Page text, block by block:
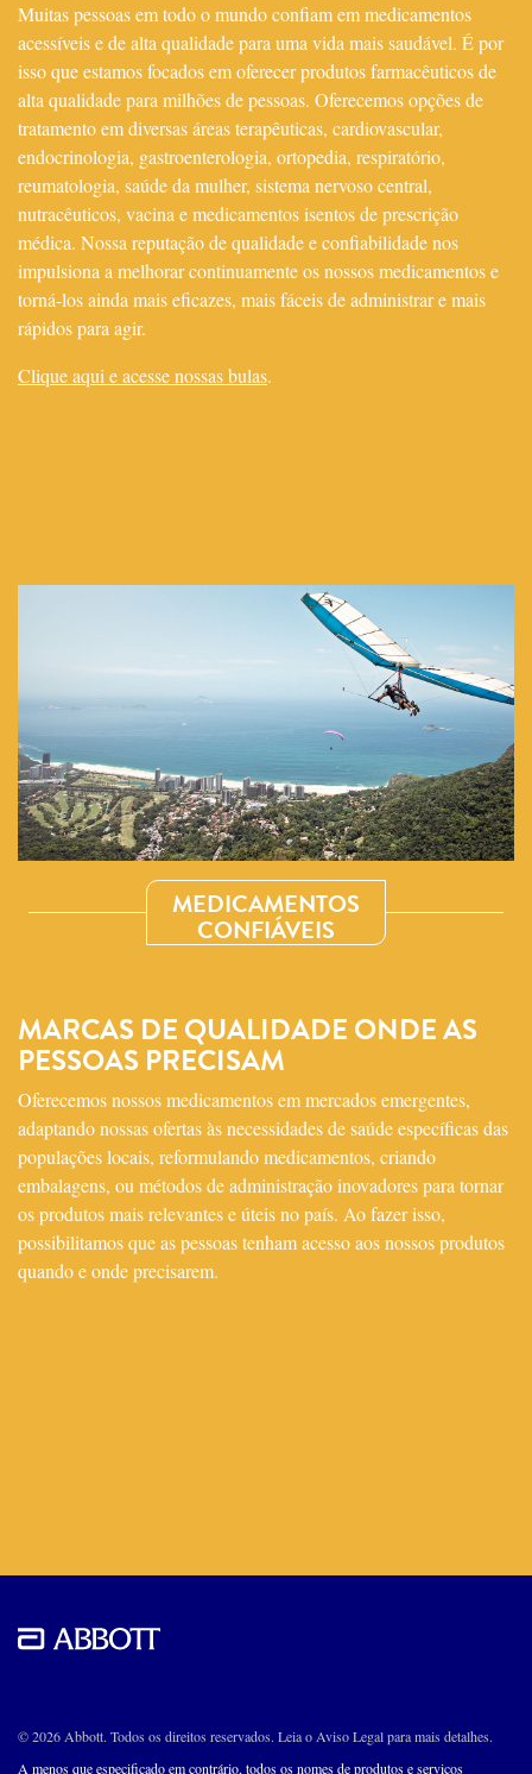
Muitas pessoas em todo o mundo confiam em medicamentos
acessíveis e de alta qualidade para uma vida mais saudável. É por
isso que estamos focados em oferecer produtos farmacêuticos de
alta qualidade para milhões de pessoas. Oferecemos opções de
tratamento em diversas áreas terapêuticas, cardiovascular,
endocrinologia, gastroenterologia, ortopedia, respiratório,
reumatologia, saúde da mulher, sistema nervoso central,
nutracêuticos, vacina e medicamentos isentos de prescrição
médica. Nossa reputação de qualidade e confiabilidade nos
impulsiona a melhorar continuamente os nossos medicamentos e
torná-los ainda mais eficazes, mais fáceis de administrar e mais
rápidos para agir.
Clique aqui e acesse nossas bulas.
MEDICAMENTOS
CONFIÁVEIS
MARCAS DE QUALIDADE ONDE AS
PESSOAS PRECISAM
Oferecemos nossos medicamentos em mercados emergentes,
adaptando nossas ofertas às necessidades de saúde específicas das
populações locais, reformulando medicamentos, criando
embalagens, ou métodos de administração inovadores para tornar
os produtos mais relevantes e úteis no país. Ao fazer isso,
possibilitamos que as pessoas tenham acesso aos nossos produtos
quando e onde precisarem.
© 2026 Abbott. Todos os direitos reservados. Leia o Aviso Legal para mais detalhes.
A menos que especificado em contrário, todos os nomes de produtos e serviços